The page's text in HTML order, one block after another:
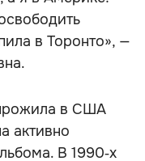
в Торонто», —
в США
активно
В 1990‑х